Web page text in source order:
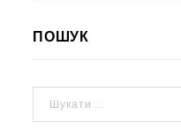
ПОШУК